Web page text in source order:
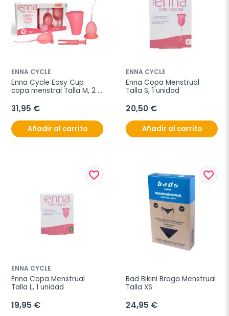
ENNA CYCLE
Enna Cycle Easy Cup
copa menstral Talla M, 2
31,95 €
Añadir al carrito
ENNA CYCLE
Enna Copa Menstrual
Talla S, 1 unidad
20,50 €
Añadir al carrito
favorite_border
ENNA CYCLE
Enna Copa Menstrual
Talla L, 1 unidad
19,95 €
favorite_border
Bad Bikini Braga Menstrual
Talla XS
24,95 €